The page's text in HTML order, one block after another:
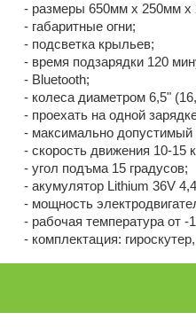
- размеры 650мм х 250мм х
- габаритные огни;
- подсветка крыльев;
- время подзарядки 120
- Bluetooth;
- колеса диаметром 6,5"
- проехать на одной
- максимально допустимый
- скорость движения 10-15
- угол подъма 15 градусов;
- акумулятор Lithium 36V
- мощность
- рабочая температура от -
- комплектация: